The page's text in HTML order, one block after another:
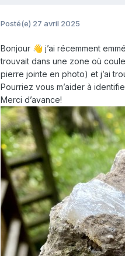
Posté(e) 27 avril 2025
Bonjour 👋 j’ai récemment
trouvait dans une zone où
pierre jointe en photo) et j’ai
Pourriez vous m’aider à
Merci d’avance!